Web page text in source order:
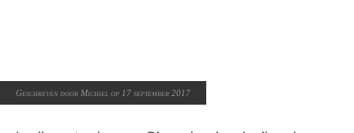
Geschreven door Michiel op 17 september 2017